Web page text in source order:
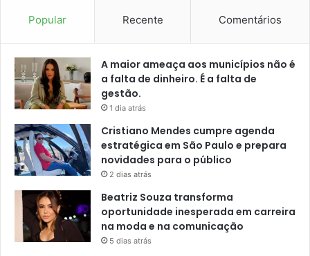
Popular Recente Comentários
A maior ameaça aos municípios não é
a falta de dinheiro. É a falta de
gestão.
1 dia atrás
Cristiano Mendes cumpre agenda
estratégica em São Paulo e prepara
novidades para o público
2 dias atrás
Beatriz Souza transforma
oportunidade inesperada em carreira
na moda e na comunicação
5 dias atrás